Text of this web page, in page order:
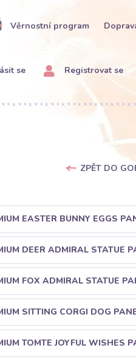
Věrnostní program
se Registrovat se
ZPĚT DO
EASTER BUNNY EGGS
DEER ADMIRAL STATUE
FOX ADMIRAL STATUE
SITTING CORGI DOG
TOMTE JOYFUL WISHES